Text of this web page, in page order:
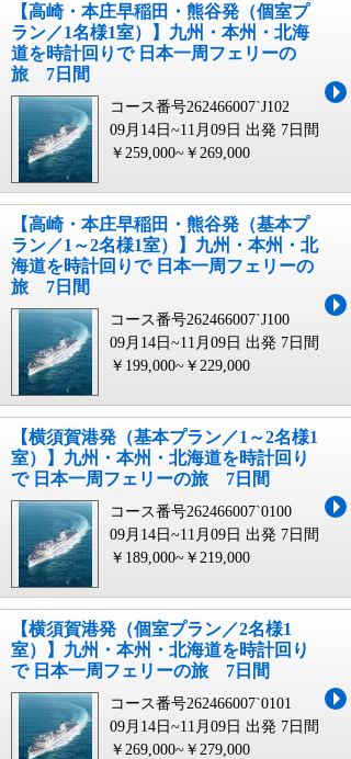
【高崎・本庄早稲田・熊谷発（個室プ
ラン／1名様1室）】九州・本州・北海
道を時計回りで 日本一周フェリーの
旅 7日間
コース番号262466007`J102
09月14日~11月09日 出発 7日間
￥259,000~￥269,000
【高崎・本庄早稲田・熊谷発（基本プ
ラン／1～2名様1室）】九州・本州・北
海道を時計回りで 日本一周フェリーの
旅 7日間
コース番号262466007`J100
09月14日~11月09日 出発 7日間
￥199,000~￥229,000
【横須賀港発（基本プラン／1～2名様1
室）】九州・本州・北海道を時計回り
で 日本一周フェリーの旅 7日間
コース番号262466007`0100
09月14日~11月09日 出発 7日間
￥189,000~￥219,000
【横須賀港発（個室プラン／2名様1
室）】九州・本州・北海道を時計回り
で 日本一周フェリーの旅 7日間
コース番号262466007`0101
09月14日~11月09日 出発 7日間
￥269,000~￥279,000